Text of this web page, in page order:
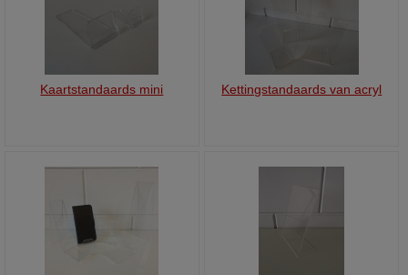
Kaartstandaards mini Kettingstandaards van acryl